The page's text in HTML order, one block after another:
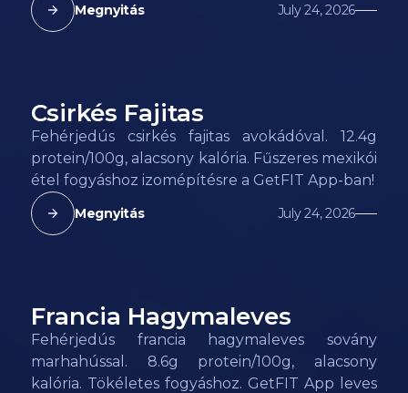
Megnyitás July 24, 2026
98kcal
Csirkés Fajitas
Fehérjedús csirkés fajitas avokádóval. 12.4g
protein/100g, alacsony kalória. Fűszeres mexikói
étel fogyáshoz izomépítésre a GetFIT App-ban!
Megnyitás July 24, 2026
48kcal
Francia Hagymaleves
Fehérjedús francia hagymaleves sovány
marhahússal. 8.6g protein/100g, alacsony
kalória. Tökéletes fogyáshoz. GetFIT App leves